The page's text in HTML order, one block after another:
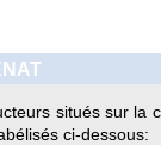
situés sur la
ci-dessous: